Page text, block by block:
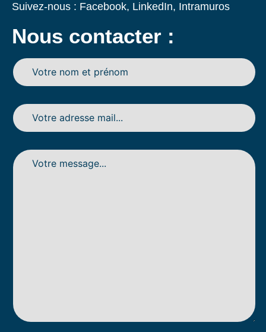
Suivez-nous : Facebook, LinkedIn, Intramuros
Nous contacter :